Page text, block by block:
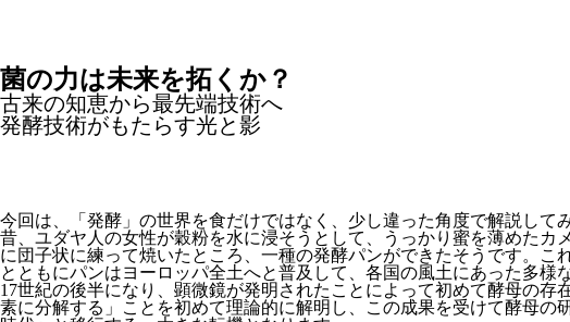
菌の力は未来を拓くか？
古来の知恵から最先端技術へ
発酵技術がもたらす光と影
今回は、「発酵」の世界を食だけではなく、少し違った角度で解説して
昔、ユダヤ人の女性が穀粉を水に浸そうとして、うっかり蜜を薄めた
に団子状に練って焼いたところ、一種の発酵パンができたそうです。
とともにパンはヨーロッパ全土へと普及して、各国の風土にあった多様
17世紀の後半になり、顕微鏡が発明されたことによって初めて酵母の
素に分解する」ことを初めて理論的に解明し、この成果を受けて酵母